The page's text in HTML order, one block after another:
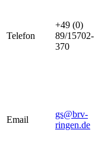
Telefon
+49 (0)
89/15702-
370
Email
gs@brv-
ringen.de